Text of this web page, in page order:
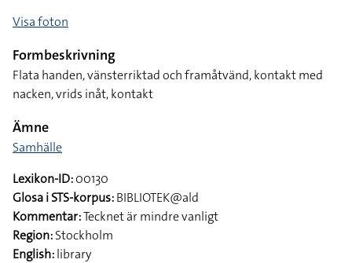
Visa foton
Formbeskrivning
Flata handen, vänsterriktad och framåtvänd, kontakt med
nacken, vrids inåt, kontakt
Ämne
Samhälle
Lexikon-ID:00130
Glosa i STS-korpus:BIBLIOTEK@ald
Kommentar:Tecknet är mindre vanligt
Region:Stockholm
English:library